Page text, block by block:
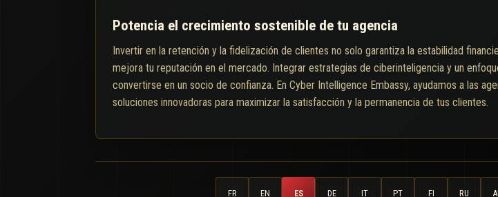
Potencia el crecimiento sostenible de tu agencia
Invertir en la retención y la fidelización de clientes no solo garantiza la estabilidad
mejora tu reputación en el mercado. Integrar estrategias de ciberinteligencia y un
convertirse en un socio de confianza. En Cyber Intelligence Embassy, ayudamos a las
soluciones innovadoras para maximizar la satisfacción y la permanencia de tus clientes.
FR EN ES DE IT PT FI RU